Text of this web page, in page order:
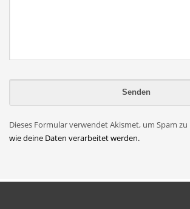
Dieses Formular verwendet Akismet, um Spam
wie deine Daten verarbeitet werden.